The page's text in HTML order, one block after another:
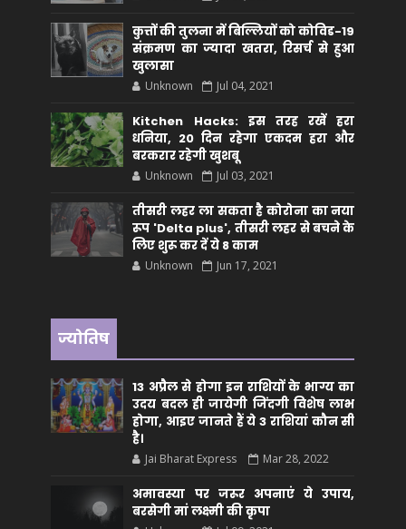
कुत्तों की तुलना में बिल्लियों को कोविड-19
संक्रमण का ज्यादा खतरा, रिसर्च से हुआ
खुलासा
Unknown Jul 04, 2021
Kitchen Hacks: इस तरह रखें हरा
धनिया, 20 दिन रहेगा एकदम हरा और
बरकरार रहेगी खुशबू
Unknown Jul 03, 2021
तीसरी लहर ला सकता है कोरोना का नया
रूप 'Delta plus', तीसरी लहर से बचने के
लिए शुरू कर दें ये 8 काम
Unknown Jun 17, 2021
ज्योतिष
13 अप्रैल से होगा इन राशियों के भाग्य का
उदय बदल ही जायेगी जिंदगी विशेष लाभ
होगा, आइए जानते हैं ये 3 राशियां कौन सीं
है।
Jai Bharat Express Mar 28, 2022
अमावस्या पर जरूर अपनाएं ये उपाय,
बरसेगी मां लक्ष्मी की कृपा